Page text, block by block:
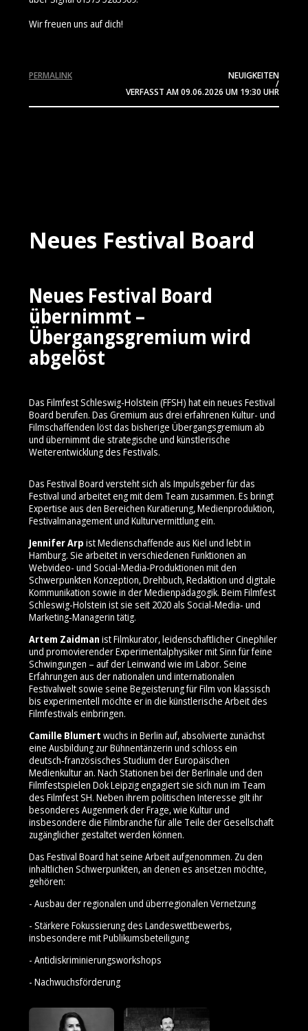
Wir freuen uns auf dich!
NEUIGKEITEN
/
VERFASST AM09.06.2026 UM 19:30 UHR
PERMALINK
Neues Festival Board
Neues Festival Board
übernimmt –
Übergangsgremium wird
abgelöst
Das Filmfest Schleswig-Holstein (FFSH) hat ein neues Festival
Board berufen. Das Gremium aus drei erfahrenen Kultur- und
Filmschaffenden löst das bisherige Übergangsgremium ab
und übernimmt die strategische und künstlerische
Weiterentwicklung des Festivals.
Das Festival Board versteht sich als Impulsgeber für das
Festival und arbeitet eng mit dem Team zusammen. Es bringt
Expertise aus den Bereichen Kuratierung, Medienproduktion,
Festivalmanagement und Kulturvermittlung ein.
Jennifer Arp ist Medienschaffende aus Kiel und lebt in
Hamburg. Sie arbeitet in verschiedenen Funktionen an
Webvideo- und Social‑Media‑Produktionen mit den
Schwerpunkten Konzeption, Drehbuch, Redaktion und digitale
Kommunikation sowie in der Medienpädagogik. Beim Filmfest
Schleswig-Holstein ist sie seit 2020 als Social‑Media‑ und
Marketing‑Managerin tätig.
Artem Zaidman ist Filmkurator, leidenschaftlicher Cinephiler
und promovierender Experimentalphysiker mit Sinn für feine
Schwingungen – auf der Leinwand wie im Labor. Seine
Erfahrungen aus der nationalen und internationalen
Festivalwelt sowie seine Begeisterung für Film von klassisch
bis experimentell möchte er in die künstlerische Arbeit des
Filmfestivals einbringen.
Camille Blumert wuchs in Berlin auf, absolvierte zunächst
eine Ausbildung zur Bühnentänzerin und schloss ein
deutsch‑französisches Studium der Europäischen
Medienkultur an. Nach Stationen bei der Berlinale und den
Filmfestspielen Dok Leipzig engagiert sie sich nun im Team
des Filmfest SH. Neben ihrem politischen Interesse gilt ihr
besonderes Augenmerk der Frage, wie Kultur und
insbesondere die Filmbranche für alle Teile der Gesellschaft
zugänglicher gestaltet werden können.
Das Festival Board hat seine Arbeit aufgenommen. Zu den
inhaltlichen Schwerpunkten, an denen es ansetzen möchte,
gehören:
- Ausbau der regionalen und überregionalen Vernetzung
- Stärkere Fokussierung des Landeswettbewerbs,
insbesondere mit Publikumsbeteiligung
- Antidiskriminierungsworkshops
- Nachwuchsförderung